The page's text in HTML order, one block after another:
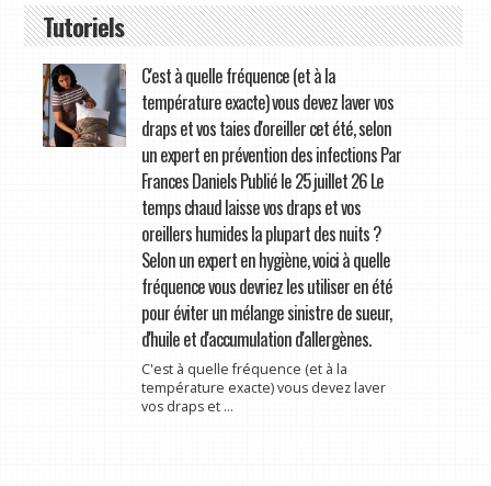
Tutoriels
C'est à quelle fréquence (et à la
température exacte) vous devez laver vos
draps et vos taies d'oreiller cet été, selon
un expert en prévention des infections Par
Frances Daniels Publié le 25 juillet 26 Le
temps chaud laisse vos draps et vos
oreillers humides la plupart des nuits ?
Selon un expert en hygiène, voici à quelle
fréquence vous devriez les utiliser en été
pour éviter un mélange sinistre de sueur,
d'huile et d'accumulation d'allergènes.
C'est à quelle fréquence (et à la
température exacte) vous devez laver
vos draps et ...